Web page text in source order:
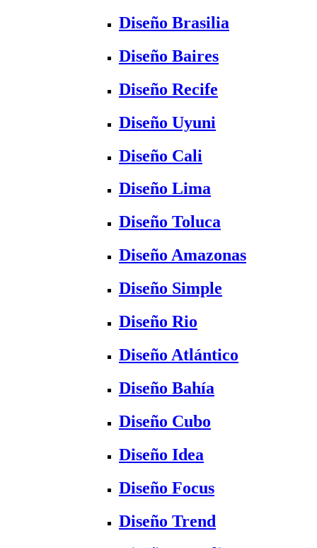
Diseño Brasilia
Diseño Baires
Diseño Recife
Diseño Uyuni
Diseño Cali
Diseño Lima
Diseño Toluca
Diseño Amazonas
Diseño Simple
Diseño Rio
Diseño Atlántico
Diseño Bahía
Diseño Cubo
Diseño Idea
Diseño Focus
Diseño Trend